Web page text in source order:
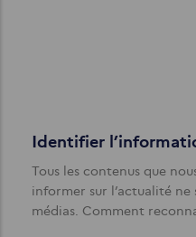
Identifier
Tous les contenus que
informer sur l’actualité ne
médias. Comment